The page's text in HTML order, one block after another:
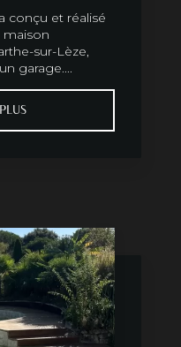
conçu et réalisé
sur-Lèze,
garage....